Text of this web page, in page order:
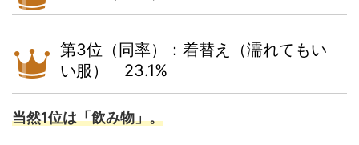
第3位（同率）：着替え（濡れてもい
い服） 23.1%
当然1位は「飲み物」。